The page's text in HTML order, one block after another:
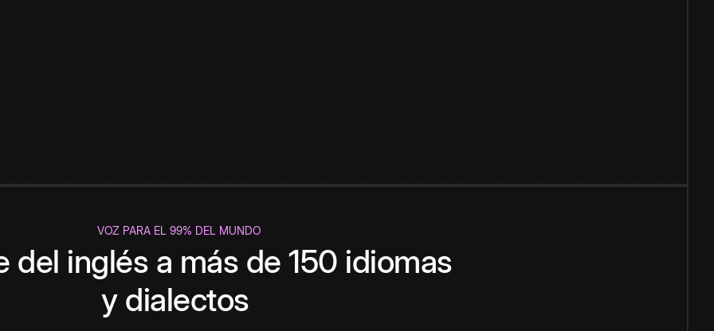
VOZ PARA EL 99% DEL MUNDO
del inglés a más de 150 idiomas
y dialectos